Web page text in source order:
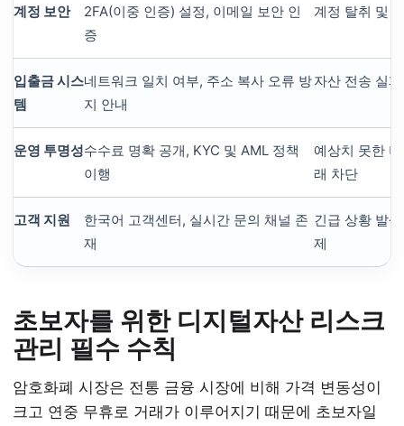
계정 보안
2FA(이중 인증) 설정, 이메일 보안 인
증
계정 탈취 및
입출금 시스
템
네트워크 일치 여부, 주소 복사 오류 방
지 안내
자산 전송 실
운영 투명성수수료 명확 공개, KYC 및 AML 정책
이행
예상치 못한
래 차단
고객 지원
한국어 고객센터, 실시간 문의 채널 존
재
긴급 상황 발
제
초보자를 위한 디지털자산 리스크
관리 필수 수칙
암호화폐 시장은 전통 금융 시장에 비해 가격 변동성이
크고 연중 무휴로 거래가 이루어지기 때문에 초보자일